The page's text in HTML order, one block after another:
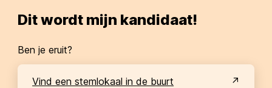
Dit wordt mijn kandidaat!
Ben je eruit?
Vind een stemlokaal in de buurt